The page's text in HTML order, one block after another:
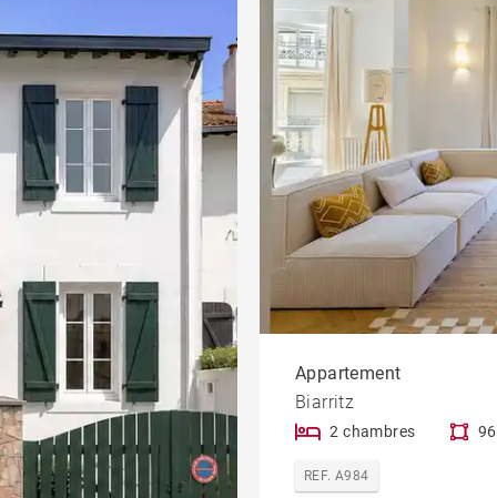
Appartement
Biarritz
2 chambres
REF. A984